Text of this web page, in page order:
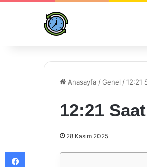
Anasayfa /Genel /12:21
12:21
28 Kasım 2025
Facebook